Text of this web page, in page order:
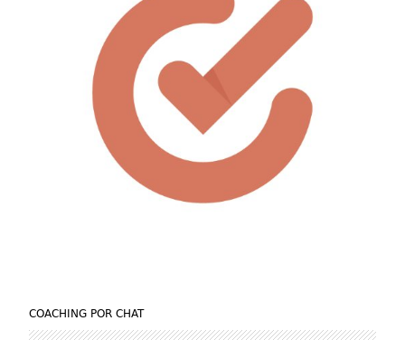
COACHING POR CHAT